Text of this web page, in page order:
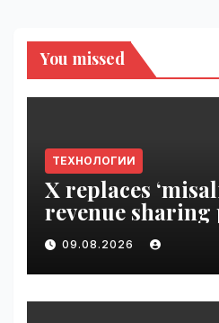
You missed
ТЕХНОЛОГИИ
X replaces
revenue
with Original
Rewards |
09.08.2026